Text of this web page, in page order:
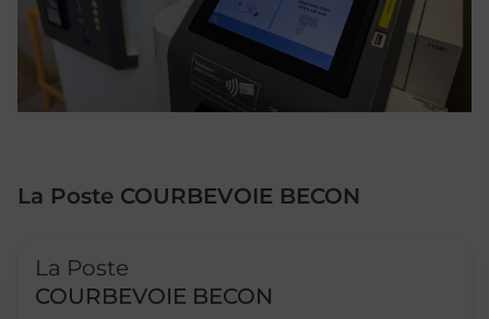
La Poste COURBEVOIE BECON
La Poste
COURBEVOIE BECON